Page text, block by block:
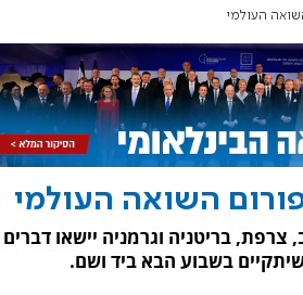
העולמי
השואה העולמי
צרפת, בריטניה וגרמניה יישאו דברים
בשבוע הבא ביד ושם.